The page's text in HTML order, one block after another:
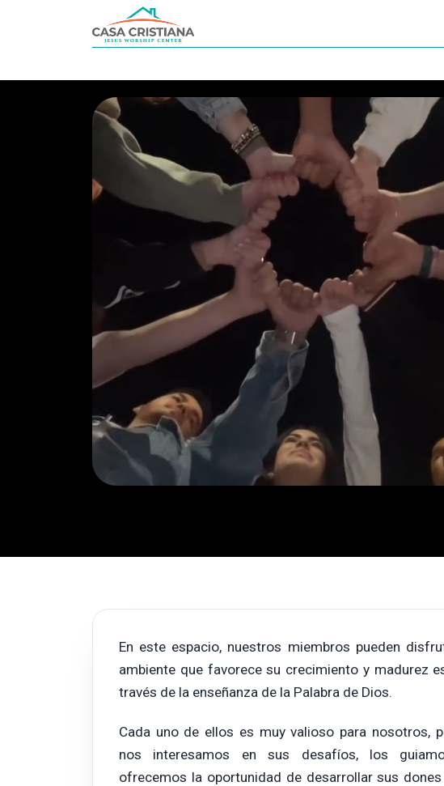
En este espacio, nuestros miembros pueden
ambiente que favorece su crecimiento y madurez
través de la enseñanza de la Palabra de Dios.
Cada uno de ellos es muy valioso para nosotros,
nos interesamos en sus desafíos, los
ofrecemos la oportunidad de desarrollar sus